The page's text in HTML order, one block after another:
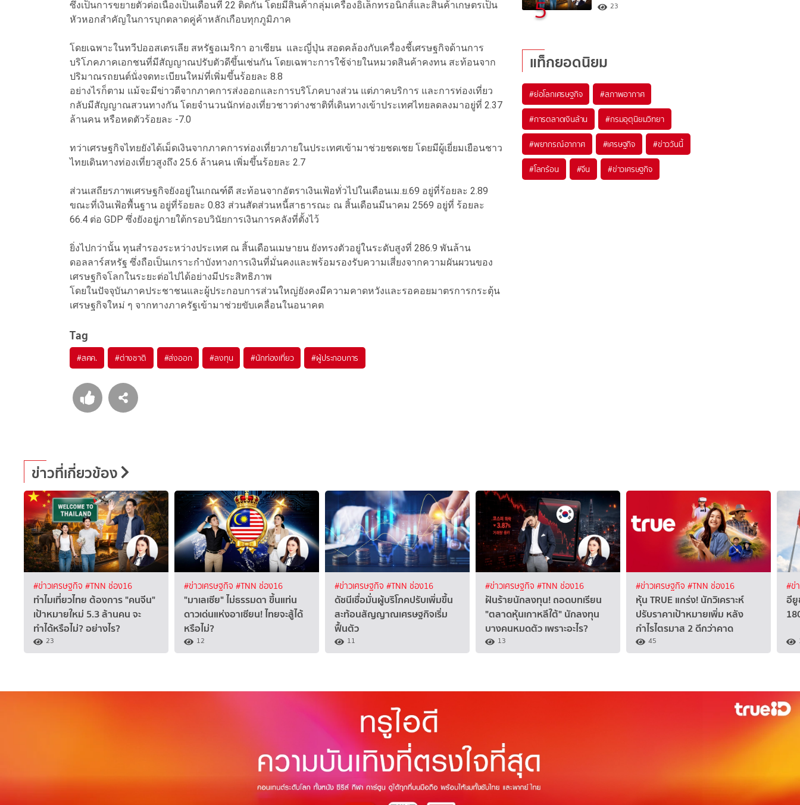
ซึ่งเป็นการขยายตัวต่อเนื่องเป็นเดือนที่ 22 ติดกัน โดยมีสินค้ากลุ่มเครื่องอิเล็กทรอนิกส์และสินค้าเกษตรเป็น
หัวหอกสำคัญในการบุกตลาดคู่ค้าหลักเกือบทุกภูมิภาค
โดยเฉพาะในทวีปออสเตรเลีย สหรัฐอเมริกา อาเซียน และญี่ปุ่น สอดคล้องกับเครื่องชี้เศรษฐกิจด้านการ
บริโภคภาคเอกชนที่มีสัญญาณปรับตัวดีขึ้นเช่นกัน โดยเฉพาะการใช้จ่ายในหมวดสินค้าคงทน สะท้อนจาก
ปริมาณรถยนต์นั่งจดทะเบียนใหม่ที่เพิ่มขึ้นร้อยละ 8.8
อย่างไรก็ตาม แม้จะมีข่าวดีจากภาคการส่งออกและการบริโภคบางส่วน แต่ภาคบริการ และการท่องเที่ยว
กลับมีสัญญาณสวนทางกัน โดยจำนวนนักท่องเที่ยวชาวต่างชาติที่เดินทางเข้าประเทศไทยลดลงมาอยู่ที่ 2.37
ล้านคน หรือหดตัวร้อยละ -7.0
ทว่าเศรษฐกิจไทยยังได้เม็ดเงินจากภาคการท่องเที่ยวภายในประเทศเข้ามาช่วยชดเชย โดยมีผู้เยี่ยมเยือนชาว
ไทยเดินทางท่องเที่ยวสูงถึง 25.6 ล้านคน เพิ่มขึ้นร้อยละ 2.7
ส่วนเสถียรภาพเศรษฐกิจยังอยู่ในเกณฑ์ดี สะท้อนจากอัตราเงินเฟ้อทั่วไปในเดือนเม.ย.69 อยู่ที่ร้อยละ 2.89
ขณะที่เงินเฟ้อพื้นฐาน อยู่ที่ร้อยละ 0.83 ส่วนสัดส่วนหนี้สาธารณะ ณ สิ้นเดือนมีนาคม 2569 อยู่ที่ ร้อยละ
66.4 ต่อ GDP ซึ่งยังอยู่ภายใต้กรอบวินัยการเงินการคลังที่ตั้งไว้
ยิ่งไปกว่านั้น ทุนสำรองระหว่างประเทศ ณ สิ้นเดือนเมษายน ยังทรงตัวอยู่ในระดับสูงที่ 286.9 พันล้าน
ดอลลาร์สหรัฐ ซึ่งถือเป็นเกราะกำบังทางการเงินที่มั่นคงและพร้อมรองรับความเสี่ยงจากความผันผวนของ
เศรษฐกิจโลกในระยะต่อไปได้อย่างมีประสิทธิภาพ
โดยในปัจจุบันภาคประชาชนและผู้ประกอบการส่วนใหญ่ยังคงมีความคาดหวังและรอคอยมาตรการกระตุ้น
เศรษฐกิจใหม่ ๆ จากทางภาครัฐเข้ามาช่วยขับเคลื่อนในอนาคต
Tag
#สศค. #ต่างชาติ #ส่งออก #ลงทุน #นักท่องเที่ยว #ผู้ประกอบการ
5 23
แท็กยอดนิยม
#ย่อโลกเศรษฐกิจ #สภาพอากาศ
#การตลาดเงินล้าน #กรมอุตุนิยมวิทยา
#พยากรณ์อากาศ #เศรษฐกิจ #ข่าววันนี้
#โลกร้อน #จีน #ข่าวเศรษฐกิจ
ข่าวที่เกี่ยวข้อง
#ข่าวเศรษฐกิจ #TNN ช่อง16
ทำไมเที่ยวไทย ต้องการ "คนจีน"
เป้าหมายใหม่ 5.3 ล้านคน จะ
ทำได้หรือไม่? อย่างไร?
23
#ข่าวเศรษฐกิจ #TNN ช่อง16
"มาเลเซีย" ไม่ธรรมดา ขึ้นแท่น
ดาวเด่นแห่งอาเซียน! ไทยจะสู้ได้
หรือไม่?
12
#ข่าวเศรษฐกิจ #TNN ช่อง16
ดัชนีเชื่อมั่นผู้บริโภคปรับเพิ่มขึ้น
สะท้อนสัญญาณเศรษฐกิจเริ่ม
ฟื้นตัว
11
#ข่าวเศรษฐกิจ #TNN ช่อง16
ฝันร้ายนักลงทุน! ถอดบทเรียน
"ตลาดหุ้นเกาหลีใต้" นักลงทุน
บางคนหมดตัว เพราะอะไร?
13
#ข่าวเศรษฐกิจ #TNN ช่อง16
หุ้น TRUE แกร่ง! นักวิเคราะห์
ปรับราคาเป้าหมายเพิ่ม หลัง
กำไรไตรมาส 2 ดีกว่าคาด
45
#ข่
อียู